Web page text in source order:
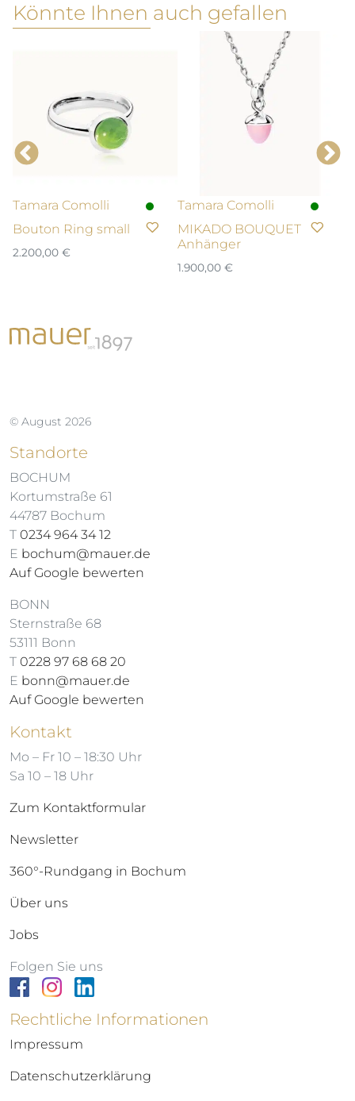
Könnte Ihnen auch gefallen
Tamara Comolli
Bouton Ring small
2.200,00 €
Tamara Comolli
MIKADO BOUQUET
Anhänger
1.900,00 €
© August 2026
Standorte
BOCHUM
Kortumstraße 61
44787 Bochum
T 0234 964 34 12
E bochum@mauer.de
Auf Google bewerten
BONN
Sternstraße 68
53111 Bonn
T 0228 97 68 68 20
E bonn@mauer.de
Auf Google bewerten
Kontakt
Mo – Fr 10 – 18:30 Uhr
Sa 10 – 18 Uhr
Zum Kontaktformular
Newsletter
360°-Rundgang in Bochum
Über uns
Jobs
Folgen Sie uns
Rechtliche Informationen
Impressum
Datenschutzerklärung